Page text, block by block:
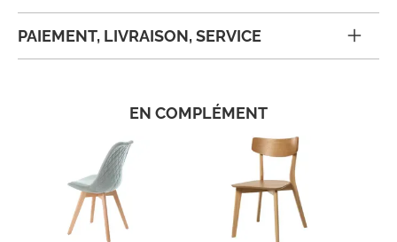
PAIEMENT, LIVRAISON, SERVICE
EN COMPLÉMENT